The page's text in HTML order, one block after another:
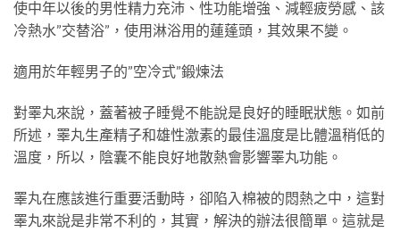
使中年以後的男性精力充沛、性功能增強、減輕疲勞感、該
冷熱水”交替浴”，使用淋浴用的蓮蓬頭，其效果不變。
適用於年輕男子的”空冷式”鍛煉法
對睪丸來說，蓋著被子睡覺不能說是良好的睡眠狀態。如前
所述，睪丸生產精子和雄性激素的最佳溫度是比體溫稍低的
溫度，所以，陰囊不能良好地散熱會影響睪丸功能。
睪丸在應該進行重要活動時，卻陷入棉被的悶熱之中，這對
睪丸來說是非常不利的，其實，解決的辦法很簡單。這就是